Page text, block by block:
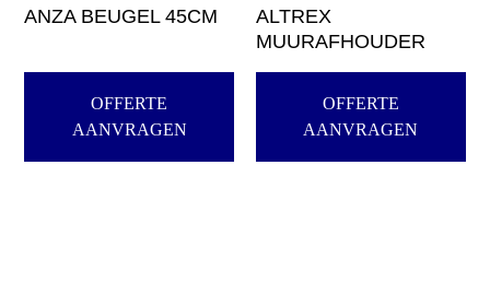
ANZA BEUGEL 45CM
OFFERTE
AANVRAGEN
ALTREX
MUURAFHOUDER
OFFERTE
AANVRAGEN